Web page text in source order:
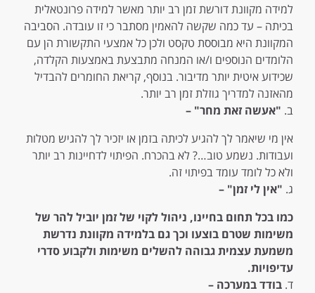
למידה מקוונת דורשת זמן רב יותר מאשר למידה פרונטאלית
בכיתה – עד כמה שקשה להאמין מסתבר כי זו עובדה. הסביבה
המקוונת היא מבוססת טקסט ולכן כל אמצעי התקשורת הן עם
הלומדים הנוספים ו/או המנחה מתבצעת באמצעות הקלדה,
שכידוע איטית יותר מדיבור. בנוסף, קריאת החומרים להבדיל
מהאזנה למדריך גוזלת זמן רב יותר.
ב. "אעשה זאת מחר" –
אין מי שיאמר לך להגיע לכיתה בזמן או יזכיר לך להגיש מטלות
ועבודות. נשמע טוב…? לא בהכרח. הפיתוי לדחיינות רב יותר
ולא כל לומד עומד בפיתוי זה.
ג. "אין לי זמן" –
כמו בכל תחום בחיינו, ניהול לקוי של זמן יוביל להר של
משימות שטרם בוצעו וכך גם בלמידה מקוונת נדרשת
משמעת עצמית גבוהה להשלים משימות ולקבוע סדרי
עדיפויות.
ד.בודד במערכה –